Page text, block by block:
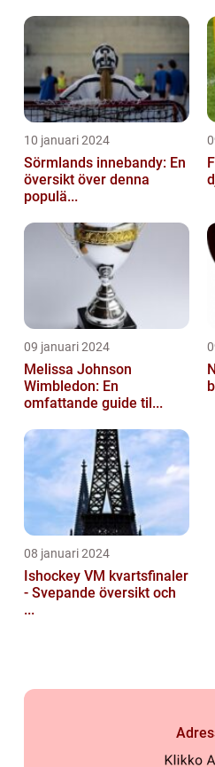
10 januari 2024
Sörmlands innebandy: En
översikt över denna
populä...
09 januari 2024
Melissa Johnson
Wimbledon: En
omfattande guide til...
08 januari 2024
Ishockey VM kvartsfinaler
- Svepande översikt och
...